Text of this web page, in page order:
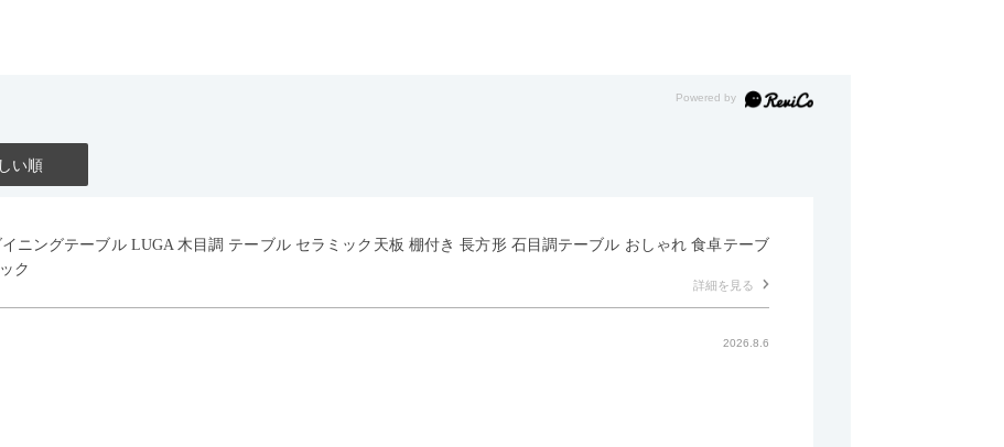
い順
イニングテーブル LUGA 木目調 テーブル セラミック天板 棚付き 長方形 石目調テーブル おしゃれ 食卓テーブ
ク
詳細を見る
2026.8.6